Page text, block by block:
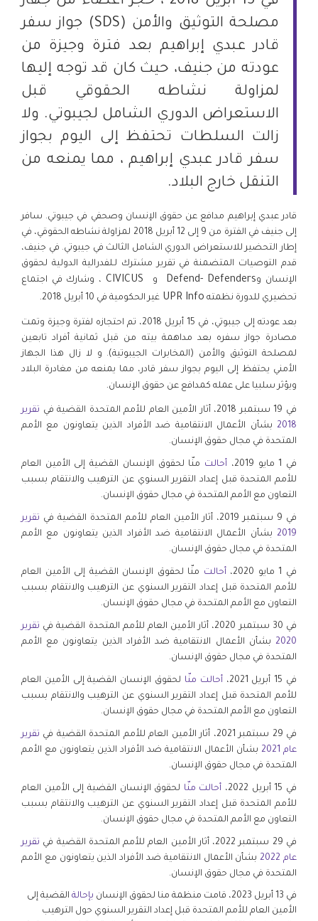
مصلحة التوثيق والأمن (SDS) جواز سفر
قادر عبدي إبراهيم بعد فترة وجيزة من
عودته من جنيف، حيث كان قد توجه إليها
لمزاولة نشاطه الحقوقي قبل
الاستعراض الدوري الشامل لجيبوتي. ولا
زالت السلطات تحتفظ إلى اليوم بجواز
سفر قادر عبدي إبراهيم ، مما يمنعه من
التنقل خارج البلاد.
قادر عبدي إبراهيم مدافع عن حقوق الإنسان وصحفي في جيبوتي. سافر
إلى جنيف في الفترة من 9 إلى 12 أبريل 2018 لمزاولة نشاطه الحقوقي، في
إطار التحضير للاستعراض الدوري الشامل الثالث في جيبوتي. في جنيف،
قدم التوصيات المتضمنة في تقرير مشترك لـلفدرالية الدولية لحقوق
الإنسان وDefend- Defenders و
، وشارك في اجتماع
تحضيري للدورة نظمته UPR Info غير الحكومية في 10 أبريل 2018 .
بعد عودته إلى جيبوتي، في 15 أبريل 2018، تم احتجازه لفترة وجيزة وتمت
مصادرة جواز سفره بعد مداهمة بيته من قبل ثمانية أفراد تابعين
لمصلحة التوثيق والأمن (المخابرات الجيبوتية). و لا زال هذا الجهاز
الأمني يحتفظ إلى اليوم بجواز سفر قادر، مما يمنعه من مغادرة البلاد
ويؤثر سلبيا على عمله كمدافع عن حقوق الإنسان.
في 19 سبتمبر 2018، أثار الأمين العام للأمم المتحدة القضية في
تقرير
2018 بشأن الأعمال الانتقامية ضد الأفراد الذين يتعاونون مع الأمم
المتحدة في مجال حقوق الإنسان.
في 1 مايو 2019، أحالت منّا لحقوق الإنسان القضية إلى الأمين العام
للأمم المتحدة قبل إعداد التقرير السنوي عن الترهيب والانتقام بسبب
التعاون مع الأمم المتحدة في مجال حقوق الإنسان.
في 9 سبتمبر 2019، أثار الأمين العام للأمم المتحدة القضية في
تقرير
2019 بشأن الأعمال الانتقامية ضد الأفراد الذين يتعاونون مع الأمم
المتحدة في مجال حقوق الإنسان.
في 1 مايو 2020، أحالت منّا لحقوق الإنسان القضية إلى الأمين العام
للأمم المتحدة قبل إعداد التقرير السنوي عن الترهيب والانتقام بسبب
التعاون مع الأمم المتحدة في مجال حقوق الإنسان.
في 30 سبتمبر 2020، أثار الأمين العام للأمم المتحدة القضية في
تقرير
2020 بشأن الأعمال الانتقامية ضد الأفراد الذين يتعاونون مع الأمم
المتحدة في مجال حقوق الإنسان.
في 15 أبريل 2021، أحالت منّا لحقوق الإنسان القضية إلى الأمين العام
للأمم المتحدة قبل إعداد التقرير السنوي عن الترهيب والانتقام بسبب
التعاون مع الأمم المتحدة في مجال حقوق الإنسان.
في 29 سبتمبر 2021، أثار الأمين العام للأمم المتحدة القضية في
تقرير
عام 2021
بشأن الأعمال الانتقامية ضد الأفراد الذين يتعاونون مع الأمم
المتحدة في مجال حقوق الإنسان.
في 15 أبريل 2022، أحالت منّا لحقوق الإنسان القضية إلى الأمين العام
للأمم المتحدة قبل إعداد التقرير السنوي عن الترهيب والانتقام بسبب
التعاون مع الأمم المتحدة في مجال حقوق الإنسان.
في 29 سبتمبر 2022، أثار الأمين العام للأمم المتحدة القضية في
تقرير
عام 2022
بشأن الأعمال الانتقامية ضد الأفراد الذين يتعاونون مع الأمم
المتحدة في مجال حقوق الإنسان.
في 13 أبريل 2023، قامت منظمة منا لحقوق الإنسان بإحالة القضية إلى
الأمين العام للأمم المتحدة قبل إعداد التقرير السنوي حول الترهيب